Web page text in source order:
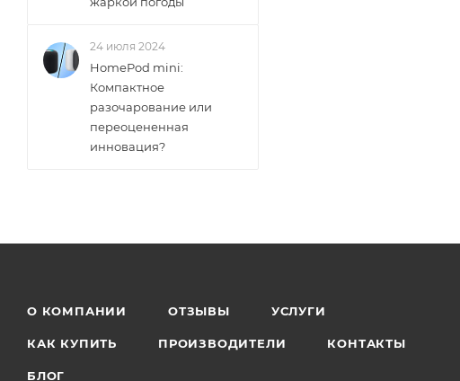
24 июля 2024
HomePod mini:
Компактное
разочарование или
переоцененная
инновация?
О КОМПАНИИ ОТЗЫВЫ УСЛУГИ
КАК КУПИТЬ ПРОИЗВОДИТЕЛИ КОНТАКТЫ
БЛОГ